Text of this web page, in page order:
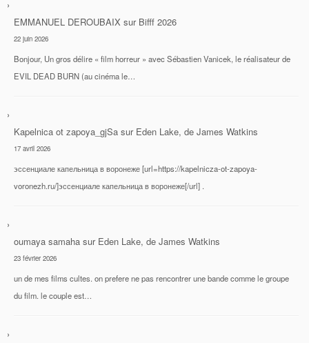
EMMANUEL DEROUBAIX sur Bifff 2026
22 juin 2026
Bonjour, Un gros délire « film horreur » avec Sébastien Vanicek, le réalisateur de
EVIL DEAD BURN (au cinéma le…
Kapelnica ot zapoya_gjSa sur Eden Lake, de James Watkins
17 avril 2026
эссенциале капельница в воронеже [url=https://kapelnicza-ot-zapoya-
voronezh.ru/]эссенциале капельница в воронеже[/url] .
oumaya samaha sur Eden Lake, de James Watkins
23 février 2026
un de mes films cultes. on prefere ne pas rencontrer une bande comme le groupe
du film. le couple est…